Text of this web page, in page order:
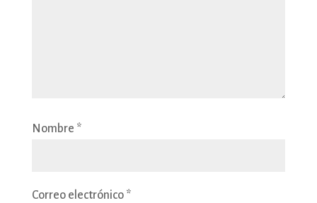
Nombre *
Correo electrónico *